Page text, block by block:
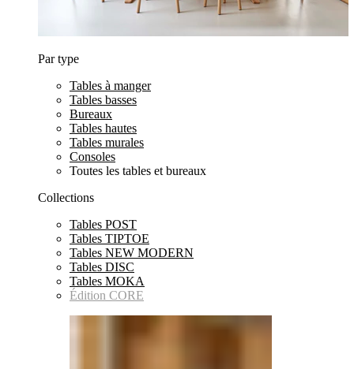
Par type
Tables à manger
Tables basses
Bureaux
Tables hautes
Tables murales
Consoles
Toutes les tables et bureaux
Collections
Tables POST
Tables TIPTOE
Tables NEW MODERN
Tables DISC
Tables MOKA
Édition CORE